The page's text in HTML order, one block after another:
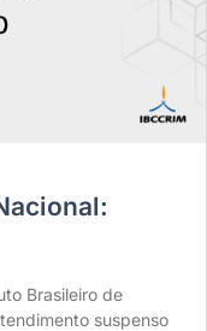
Brasileiro de
suspenso